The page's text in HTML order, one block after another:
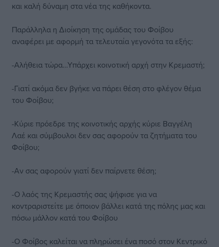
και καλή δύναμη στα νέα της καθήκοντα.
Παράλληλα η Διοίκηση της ομάδας του Φοίβου
αναφέρει με αφορμή τα τελευταία γεγονότα τα εξής:
-Αλήθεια τώρα…Υπάρχει κοινοτική αρχή στην Κρεμαστή;
-Γιατί ακόμα δεν βγήκε να πάρει θέση στο φλέγον θέμα
του Φοίβου;
-Κύριε πρόεδρε της κοινοτικής αρχής κύριε Βαγγέλη
Λαέ και σύμβουλοι δεν σας αφορούν τα ζητήματα του
Φοίβου;
-Αν σας αφορούν γιατί δεν παίρνετε θέση;
-Ο λαός της Κρεμαστής σας ψήφισε για να
κοντραριστείτε με όποιον βάλλει κατά της πόλης μας και
πόσω μάλλον κατά του Φοίβου
-Ο Φοίβος καλείται να πληρώσει ένα ποσό στον Κεντρικό